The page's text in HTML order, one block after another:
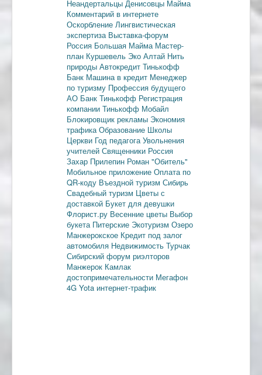
Неандертальцы Денисовцы Майма
Комментарий в интернете
Оскорбление Лингвистическая
экспертиза Выставка-форум
Россия Большая Майма Мастер-
план Куршевель Эко Алтай Нить
природы Автокредит Тинькофф
Банк Машина в кредит Менеджер
по туризму Профессия будущего
АО Банк Тинькофф Регистрация
компании Тинькофф Мобайл
Блокировщик рекламы Экономия
трафикаОбразование Школы
Церкви Год педагогаУвольнения
учителей Священники Россия
Захар Прилепин Роман "Обитель"
Мобильное приложение Оплата по
QR-коду Въездной туризм Сибирь
Свадебный туризм Цветы с
доставкой Букет для девушки
Флорист.ру Весенние цветы Выбор
букета Питерские Экотуризм Озеро
Манжерокское Кредит под залог
автомобиля Недвижимость Турчак
Сибирский форум риэлторов
Манжерок Камлак
достопримечательности Мегафон
4G Yota интернет-трафик